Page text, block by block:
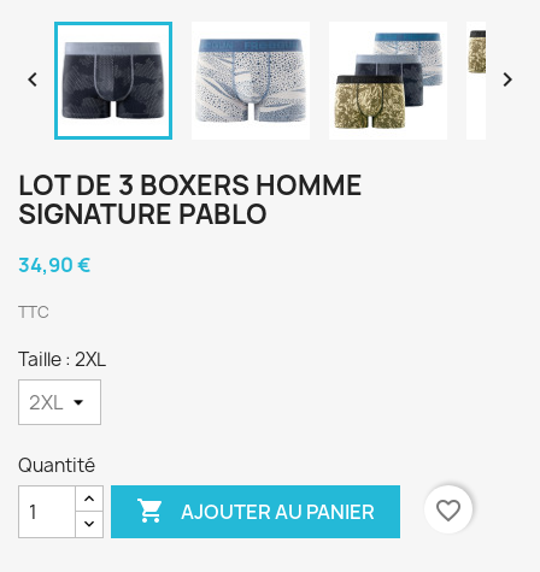
 
LOT DE 3 BOXERS HOMME
SIGNATURE PABLO
34,90 €
TTC
Taille : 2XL
Quantité
 AJOUTER AU PANIER favorite_border